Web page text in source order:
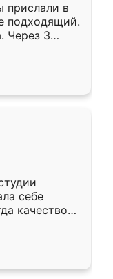
прислали в
подходящий.
Через 3
Остались
себе
качеством
уже почти